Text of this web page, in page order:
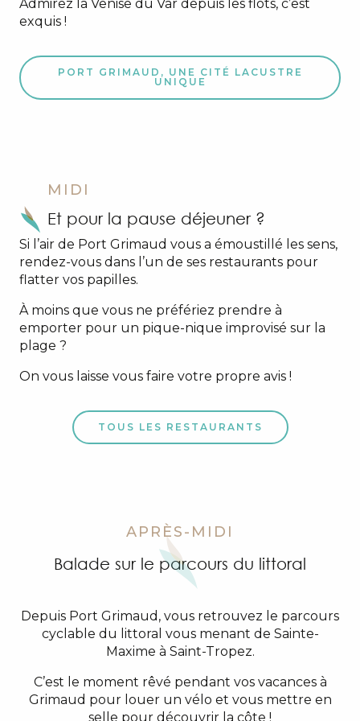
Admirez la Venise du Var depuis les flots, c’est
exquis !
PORT GRIMAUD, UNE CITÉ LACUSTRE
UNIQUE
MIDI
Et pour la pause déjeuner ?
Si l’air de Port Grimaud vous a émoustillé les sens,
rendez-vous dans l’un de ses restaurants pour
flatter vos papilles.
À moins que vous ne préfériez prendre à
emporter pour un pique-nique improvisé sur la
plage ?
On vous laisse vous faire votre propre avis !
TOUS LES RESTAURANTS
APRÈS-MIDI
Balade sur le parcours du littoral
Depuis Port Grimaud, vous retrouvez le parcours
cyclable du littoral vous menant de Sainte-
Maxime à Saint-Tropez.
C’est le moment rêvé pendant vos vacances à
Grimaud pour louer un vélo et vous mettre en
selle pour découvrir la côte !